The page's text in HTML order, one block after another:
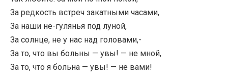
За редкость встреч закатными часами,
За наши не-гулянья под луной,
За солнце, не у нас над головами,-
За то, что вы больны — увы! — не мной,
За то, что я больна — увы! — не вами!